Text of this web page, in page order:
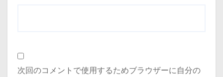
次回のコメントで使用するためブラウザーに自分の